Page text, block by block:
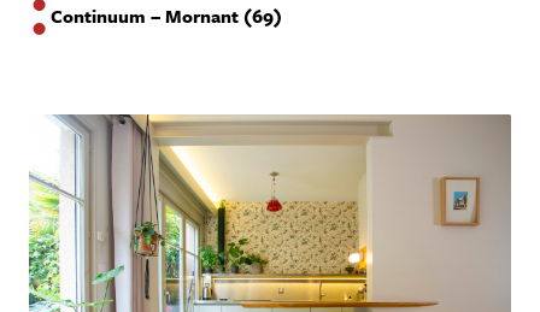
Continuum – Mornant (69)